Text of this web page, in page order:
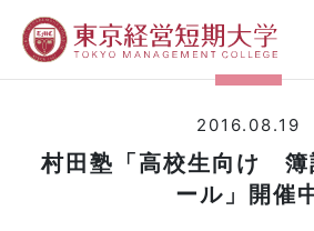
2016.08.19
村田塾「高校生向け 簿
ール」開催